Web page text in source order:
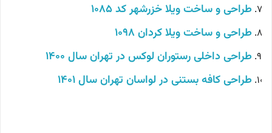
طراحی و ساخت ویلا خزرشهر کد 1085
طراحی و ساخت ویلا کردان 1098
طراحی داخلی رستوران لوکس در تهران سال 1400
طراحی کافه بستنی در لواسان تهران سال 1401